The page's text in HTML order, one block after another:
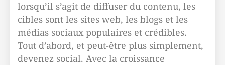
lorsqu’il s’agit de diffuser du contenu, les
cibles sont les sites web, les blogs et les
médias sociaux populaires et crédibles.
Tout d’abord, et peut-être plus simplement,
devenez social. Avec la croissance